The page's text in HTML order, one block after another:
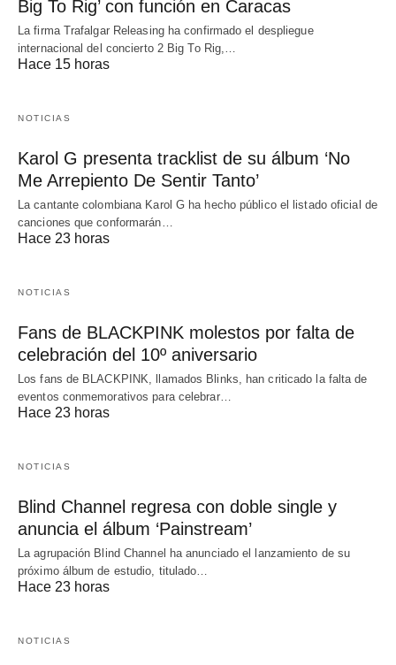
Big To Rig’ con función en Caracas
La firma Trafalgar Releasing ha confirmado el despliegue
internacional del concierto 2 Big To Rig,…
Hace 15 horas
NOTICIAS
Karol G presenta tracklist de su álbum ‘No
Me Arrepiento De Sentir Tanto’
La cantante colombiana Karol G ha hecho público el listado oficial de
canciones que conformarán…
Hace 23 horas
NOTICIAS
Fans de BLACKPINK molestos por falta de
celebración del 10º aniversario
Los fans de BLACKPINK, llamados Blinks, han criticado la falta de
eventos conmemorativos para celebrar…
Hace 23 horas
NOTICIAS
Blind Channel regresa con doble single y
anuncia el álbum ‘Painstream’
La agrupación Blind Channel ha anunciado el lanzamiento de su
próximo álbum de estudio, titulado…
Hace 23 horas
NOTICIAS